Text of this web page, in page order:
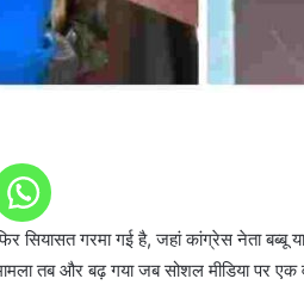
सियासत गरमा गई है, जहां कांग्रेस नेता बब्बू
तब और बढ़ गया जब सोशल मीडिया पर